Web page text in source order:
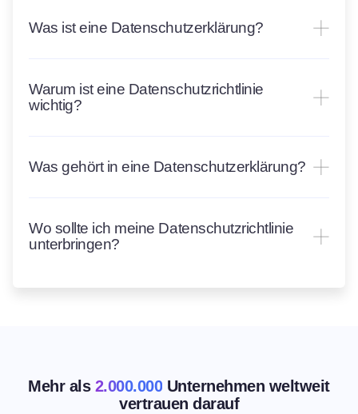
Was ist eine Datenschutzerklärung?
Warum ist eine Datenschutzrichtlinie
wichtig?
Was gehört in eine Datenschutzerklärung?
Wo sollte ich meine Datenschutzrichtlinie
unterbringen?
Mehr als 2.000.000 Unternehmen weltweit
vertrauen darauf